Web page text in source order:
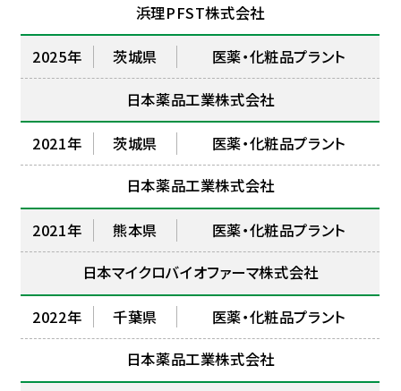
浜理PFST株式会社
2025年 茨城県
医薬・化粧品プラント
日本薬品工業株式会社
2021年 茨城県
医薬・化粧品プラント
日本薬品工業株式会社
2021年 熊本県
医薬・化粧品プラント
日本マイクロバイオファーマ株式会社
2022年 千葉県
医薬・化粧品プラント
日本薬品工業株式会社